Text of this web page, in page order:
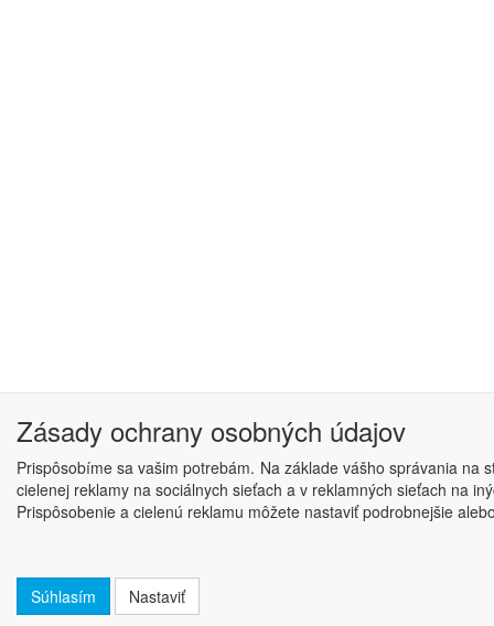
Zásady ochrany osobných údajov
Prispôsobíme sa vašim potrebám. Na základe vášho správania
cielenej reklamy na sociálnych sieťach a v reklamných sieťach na
Prispôsobenie a cielenú reklamu môžete nastaviť podrobnejšie
Súhlasím Nastaviť